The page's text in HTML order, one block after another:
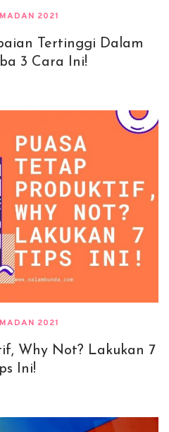
2021
Tertinggi Dalam
3 Cara Ini!
2021
Why Not? Lakukan 7
Ini!